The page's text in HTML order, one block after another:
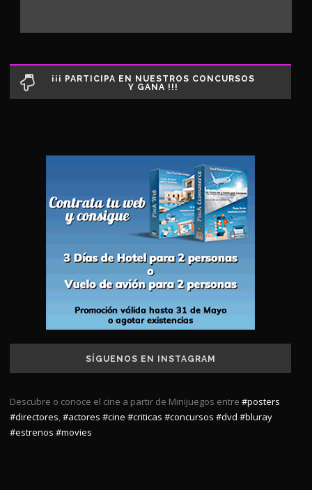
¡¡¡ PARTICIPA EN NUESTROS CONCURSOS
Y GANA !!!
SÍGUENOS EN INSTAGRAM
Descubre o conoce el cine a partir de Minijuegos entre #posters
#directores,#actores #cine #criticas #concursos #dvd #bluray
#estrenos #movies